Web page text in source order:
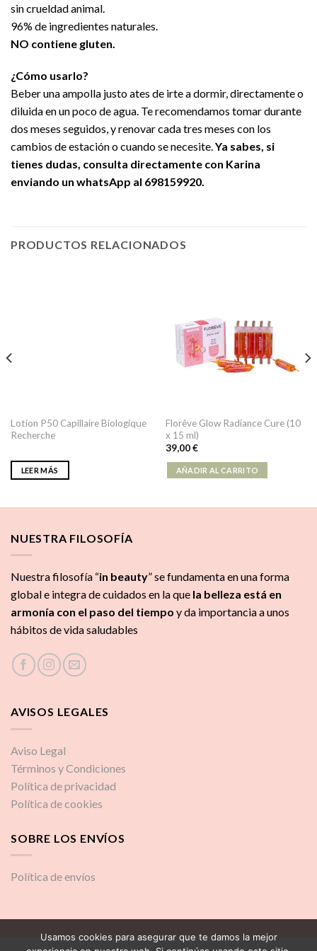
sin crueldad animal.
96% de ingredientes naturales.
NO contiene gluten.
¿Cómo usarlo?
Beber una ampolla justo ates de irte a dormir, directamente o
diluida en un poco de agua. Te recomendamos tomar durante
dos meses seguidos, y renovar cada tres meses con los
cambios de estación o cuando se necesite.Ya sabes, si
tienes dudas, consulta directamente con Karina
enviando un whatsApp al 698159920.
PRODUCTOS RELACIONADOS
Lotion P50 Capillaire Biologique
Recherche
LEER MÁS
Florêve Glow Radiance Cure (10
x 15 ml)
39,00€
AÑADIR AL CARRITO
NUESTRA FILOSOFÍA
Nuestra filosofía “in beauty” se fundamenta en una forma
global e integra de cuidados en la que la belleza está en
armonía con el paso del tiempo y da importancia a unos
hábitos de vida saludables
AVISOS LEGALES
Aviso Legal
Términos y Condiciones
Política de privacidad
Política de cookies
SOBRE LOS ENVÍOS
Política de envíos
Usamos cookies para asegurar que te damos la mejor